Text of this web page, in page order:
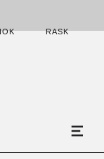
RASK